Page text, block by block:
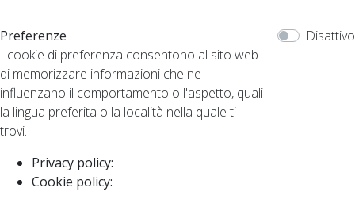
Preferenze
I cookie di preferenza consentono al sito web
di memorizzare informazioni che ne
influenzano il comportamento o l'aspetto, quali
la lingua preferita o la località nella quale ti
trovi.
Privacy policy:
Cookie policy:
Disattivo